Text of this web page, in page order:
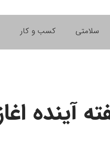
سلامتی کسب و کار
آینده